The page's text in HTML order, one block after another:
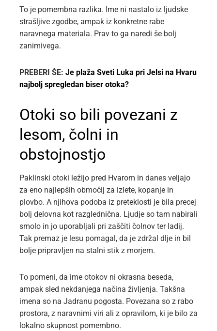
To je pomembna razlika. Ime ni nastalo iz ljudske
strašljive zgodbe, ampak iz konkretne rabe
naravnega materiala. Prav to ga naredi še bolj
zanimivega.
PREBERI ŠE: Je plaža Sveti Luka pri Jelsi na Hvaru
najbolj spregledan biser otoka?
Otoki so bili povezani z
lesom, čolni in
obstojnostjo
Paklinski otoki ležijo pred Hvarom in danes veljajo
za eno najlepših območij za izlete, kopanje in
plovbo. A njihova podoba iz preteklosti je bila precej
bolj delovna kot razglednična. Ljudje so tam nabirali
smolo in jo uporabljali pri zaščiti čolnov ter ladij.
Tak premaz je lesu pomagal, da je zdržal dlje in bil
bolje pripravljen na stalni stik z morjem.
To pomeni, da ime otokov ni okrasna beseda,
ampak sled nekdanjega načina življenja. Takšna
imena so na Jadranu pogosta. Povezana so z rabo
prostora, z naravnimi viri ali z opravilom, ki je bilo za
lokalno skupnost pomembno.